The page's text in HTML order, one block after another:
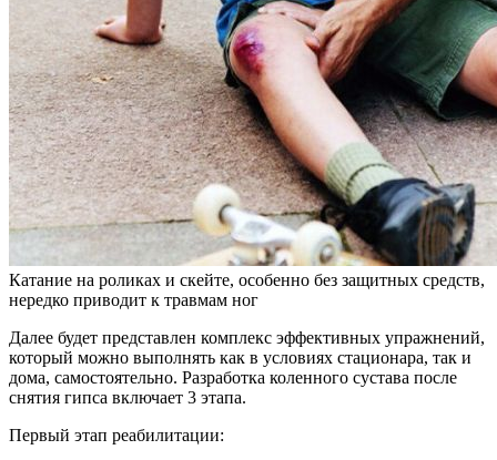
Катание на роликах и скейте, особенно без защитных средств,
нередко приводит к травмам ног
Далее будет представлен комплекс эффективных упражнений,
который можно выполнять как в условиях стационара, так и
дома, самостоятельно. Разработка коленного сустава после
снятия гипса включает 3 этапа.
Первый этап реабилитации: